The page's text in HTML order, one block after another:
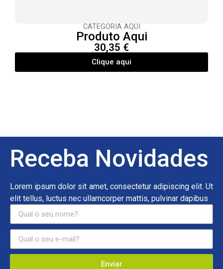
CATEGORIA AQUI
Produto Aqui
30,35 €
Clique aqui
Receba Novidades
Lorem ipsum dolor sit amet, consectetur adipiscing elit. Ut
elit tellus, luctus nec ullamcorper mattis, pulvinar dapibus
Enviar